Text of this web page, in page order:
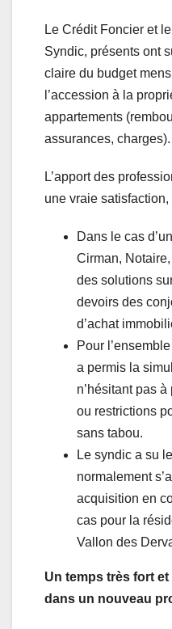
Le Crédit Foncier et
Syndic, présents ont
claire du budget
l’accession à la
appartements
assurances, charges).
L’apport des
une vraie
Dans le cas
Cirman,
des solutions
devoirs des
d’achat
Pour
a permis la
n’hésitant pas
ou restrictions
sans tabou.
Le syndic a su
normalement
acquisition en
cas pour la
Vallon des
Un temps très fort
dans un nouveau